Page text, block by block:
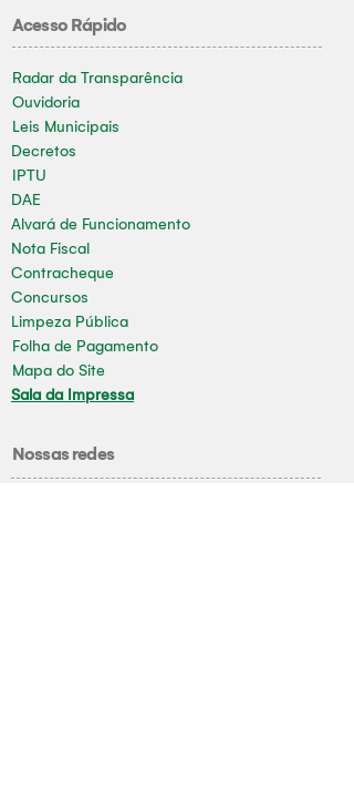
Acesso Rápido
Radar da Transparência
Ouvidoria
Leis Municipais
Decretos
IPTU
DAE
Alvará de Funcionamento
Nota Fiscal
Contracheque
Concursos
Limpeza Pública
Folha de Pagamento
Mapa do Site
Sala da Impressa
Nossas redes